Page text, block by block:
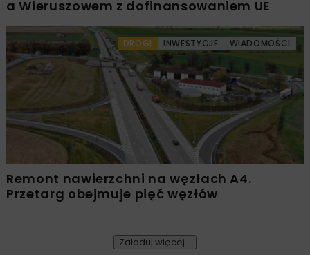
a Wieruszowem z dofinansowaniem UE
DROGI INWESTYCJE WIADOMOŚCI
Remont nawierzchni na węzłach A4.
Przetarg obejmuje pięć węzłów
Załaduj więcej...